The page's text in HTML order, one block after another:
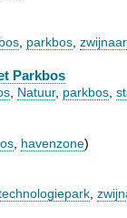
bos parkbos
Parkbos
Natuur, parkbos
havenzone)